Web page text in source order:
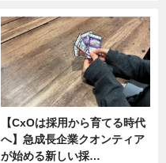
【CxOは採用から育てる時代
へ】急成長企業クオンティア
が始める新しい採…